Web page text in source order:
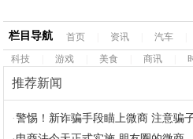
栏目导航 首页 资讯 汽车
科技
游戏 美食 商讯
推荐新闻
·警惕！新诈骗手段瞄上微商 注意骗